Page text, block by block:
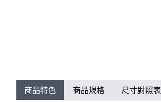
商品特色 商品規格 尺寸對照表